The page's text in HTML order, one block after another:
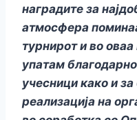
наградите за
атмосфера
турнирот и во
упатам
учесници како и
реализација на